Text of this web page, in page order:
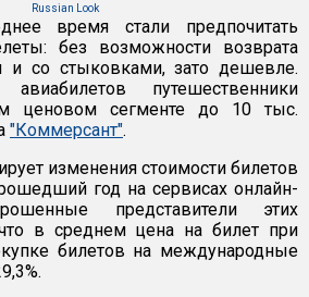
Russian Look
время стали предпочитать
без возможности возврата
и со стыковками, зато дешевле.
путешественники
ценовом сегменте до 10 тыс.
"Коммерсант".
изменения стоимости билетов
год на сервисах онлайн-
представители этих
в среднем цена на билет при
билетов на международные